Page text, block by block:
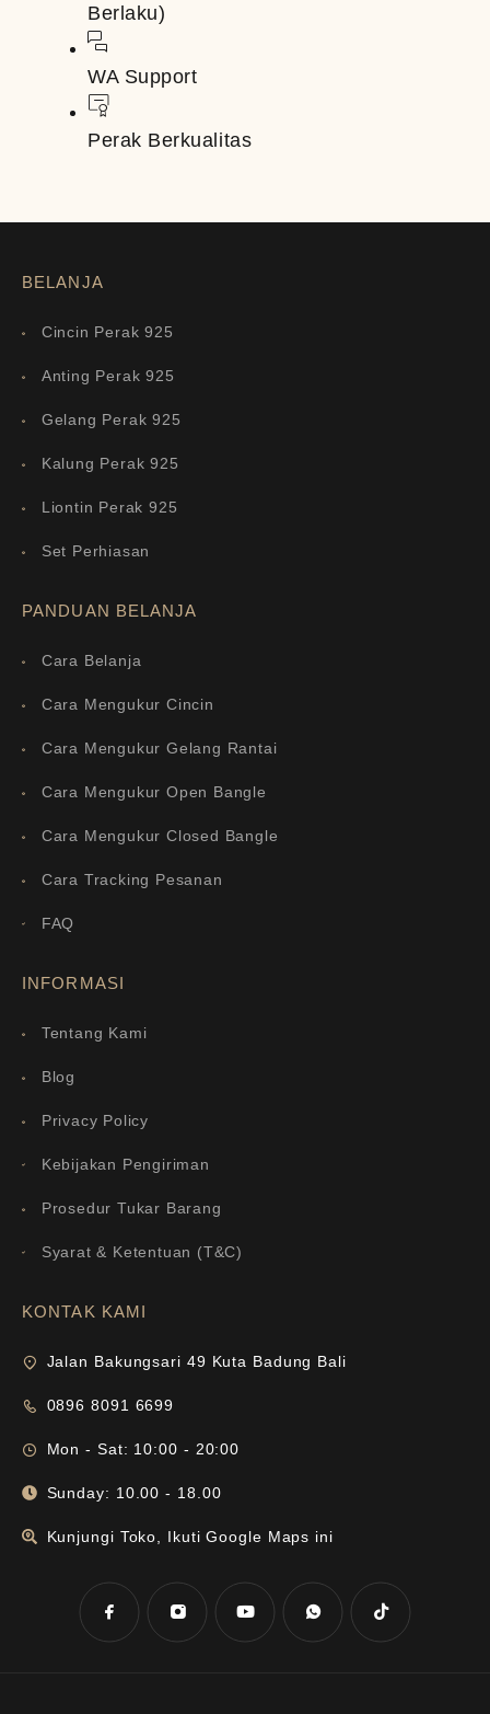
Berlaku)
WA Support
Perak Berkualitas
BELANJA
Cincin Perak 925
Anting Perak 925
Gelang Perak 925
Kalung Perak 925
Liontin Perak 925
Set Perhiasan
PANDUAN BELANJA
Cara Belanja
Cara Mengukur Cincin
Cara Mengukur Gelang Rantai
Cara Mengukur Open Bangle
Cara Mengukur Closed Bangle
Cara Tracking Pesanan
FAQ
INFORMASI
Tentang Kami
Blog
Privacy Policy
Kebijakan Pengiriman
Prosedur Tukar Barang
Syarat & Ketentuan (T&C)
KONTAK KAMI
Jalan Bakungsari 49 Kuta Badung Bali
0896 8091 6699
Mon - Sat: 10:00 - 20:00
Sunday: 10.00 - 18.00
Kunjungi Toko, Ikuti Google Maps ini